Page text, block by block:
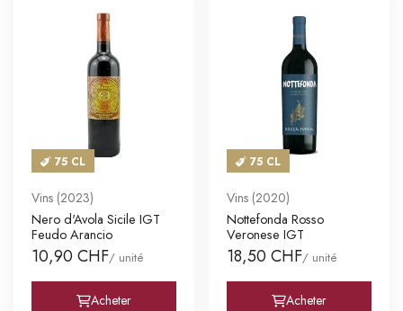
75 CL
Vins (2023)
Nero d'Avola Sicile IGT
Feudo Arancio
10,90 CHF/ unité
Acheter
75 CL
Vins (2020)
Nottefonda Rosso
Veronese IGT
18,50 CHF/ unité
Acheter